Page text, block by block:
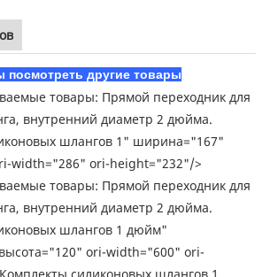
посмотреть другие товары
шлангов 1" ширина="167"
width="286" ori-height="232"/>
шлангов 1 дюйм"
ori-width="600" ori-